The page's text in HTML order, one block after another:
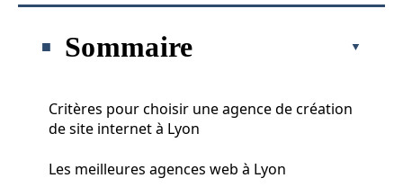
Sommaire
Critères pour choisir une agence de création
de site internet à Lyon
Les meilleures agences web à Lyon